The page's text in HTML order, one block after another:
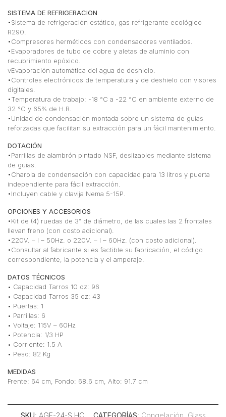
SISTEMA DE REFRIGERACION
•Sistema de refrigeración estático, gas refrigerante ecológico
R290.
•Compresores herméticos con condensadores ventilados.
•Evaporadores de tubo de cobre y aletas de aluminio con
recubrimiento epóxico.
vEvaporación automática del agua de deshielo.
•Controles electrónicos de temperatura y de deshielo con visores
digitales.
•Temperatura de trabajo: -18 °C a -22 °C en ambiente externo de
32 °C y 65% de H.R.
•Unidad de condensación montada sobre un sistema de guías
reforzadas que facilitan su extracción para un fácil mantenimiento.
DOTACIÓN
•Parrillas de alambrón pintado NSF, deslizables mediante sistema
de guías.
•Charola de condensación con capacidad para 13 litros y puerta
independiente para fácil extracción.
•Incluyen cable y clavija Nema 5-15P.
OPCIONES Y ACCESORIOS
•Kit de (4) ruedas de 3” de diámetro, de las cuales las 2 frontales
llevan freno (con costo adicional).
•220V. – I – 50Hz. o 220V. – I – 60Hz. (con costo adicional).
•Consultar al fabricante si es factible su fabricación, el código
correspondiente, la potencia y el amperaje.
DATOS TÉCNICOS
• Capacidad Tarros 10 oz: 96
• Capacidad Tarros 35 oz: 43
• Puertas: 1
• Parrillas: 6
• Voltaje: 115V – 60Hz
• Potencia: 1/3 HP
• Corriente: 1.5 A
• Peso: 82 Kg
MEDIDAS
Frente: 64 cm, Fondo: 68.6 cm, Alto: 91.7 cm